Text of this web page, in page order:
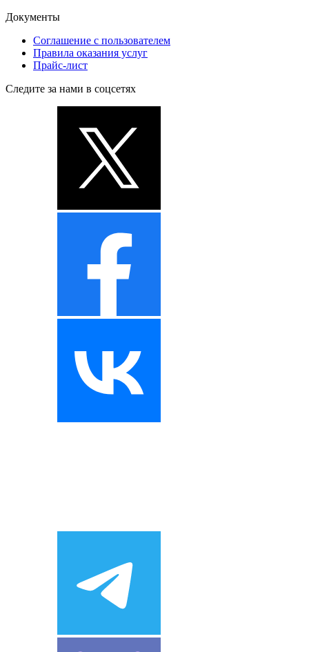
Документы
Соглашение с пользователем
Правила оказания услуг
Прайс-лист
Следите за нами в соцсетях